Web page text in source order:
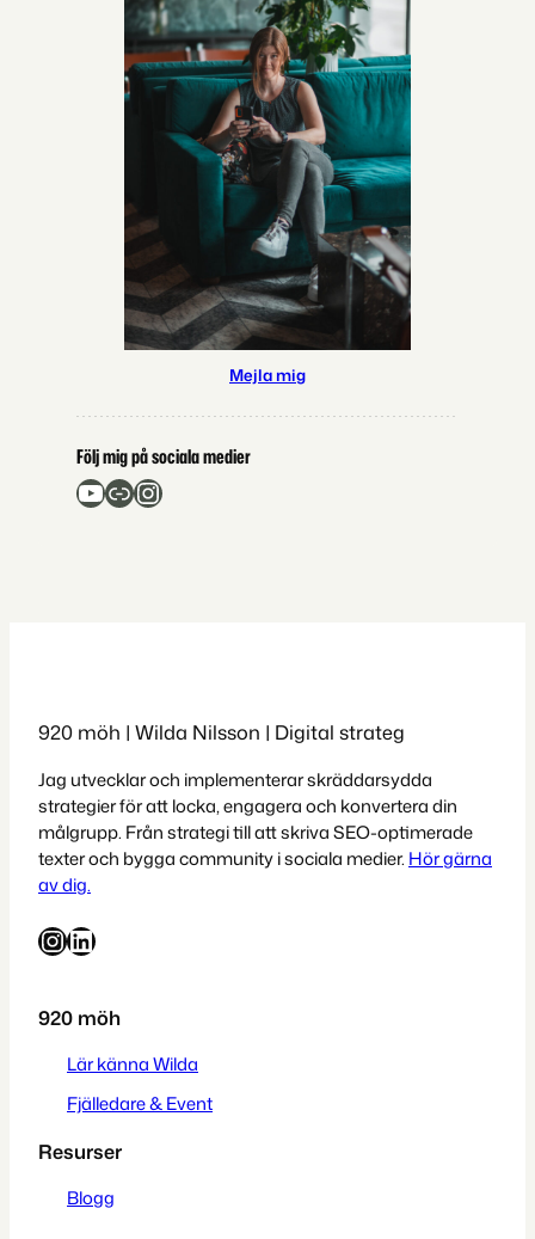
Mejla mig
Följ mig på sociala medier
YouTube Länk Instagram
920 möh | Wilda Nilsson | Digital strateg
Jag utvecklar och implementerar skräddarsydda
strategier för att locka, engagera och konvertera din
målgrupp. Från strategi till att skriva SEO-optimerade
texter och bygga community i sociala medier. Hör gärna
av dig.
InstagramLinkedIn
920 möh
Lär känna Wilda
Fjälledare & Event
Resurser
Blogg